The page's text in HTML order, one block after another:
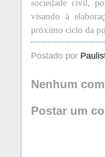
sociedade civil,
visando à
próximo ciclo da
Postado por
Nenhum
Postar um